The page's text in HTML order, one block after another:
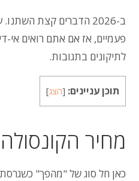
ב-2026 הדברים קצת
פעמיים, אז אם אתם רואים אי-
לתיקונים בתגובות.
תוכן עניינים: [הצג]
מחיר הקונסולה
כאן חל סוג של "מהפך" כשגרסת